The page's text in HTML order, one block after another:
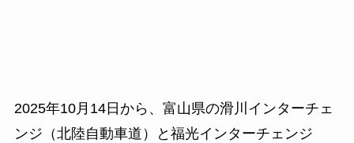
2025年10月14日から、富山県の滑川インターチェ
ンジ（北陸自動車道）と福光インターチェンジ